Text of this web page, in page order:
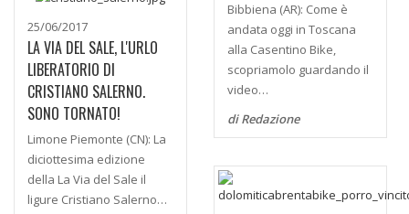
Bibbiena (AR): Come è
andata oggi in Toscana
alla Casentino Bike,
scopriamolo guardando il
video…
di Redazione
25/06/2017
LA VIA DEL SALE, L'URLO
LIBERATORIO DI
CRISTIANO SALERNO.
SONO TORNATO!
Limone Piemonte (CN): La
diciottesima edizione
della La Via del Sale il
ligure Cristiano Salerno…